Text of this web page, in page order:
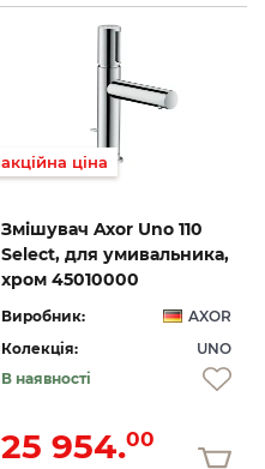
акційна ціна
Змішувач Axor Uno 110
Select, для умивальника,
хром 45010000
Виробник:
AXOR
Колекція:
UNO
В наявності
25 954.00